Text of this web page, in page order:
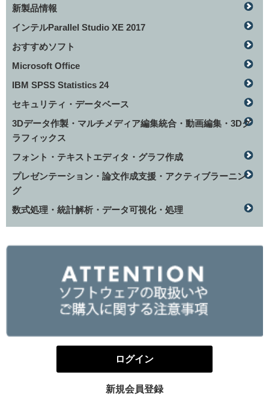
新製品情報
インテルParallel Studio XE 2017
おすすめソフト
Microsoft Office
IBM SPSS Statistics 24
セキュリティ・データベース
3Dデータ作製・マルチメディア編集統合・動画編集・3Dグ
ラフィックス
フォント・テキストエディタ・グラフ作成
プレゼンテーション・論文作成支援・アクティブラーニン
グ
数式処理・統計解析・データ可視化・処理
ログイン
新規会員登録